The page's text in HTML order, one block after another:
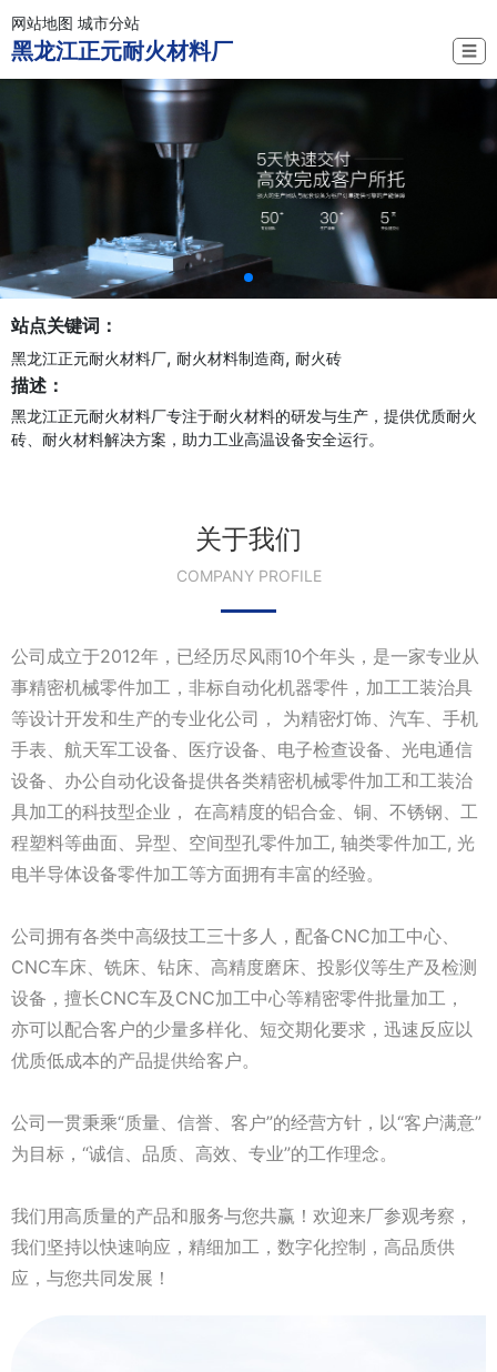
网站地图 城市分站
黑龙江正元耐火材料厂 ☰
站点关键词：
黑龙江正元耐火材料厂, 耐火材料制造商, 耐火砖
描述：
黑龙江正元耐火材料厂专注于耐火材料的研发与生产，提供优质耐火
砖、耐火材料解决方案，助力工业高温设备安全运行。
关于我们
COMPANY PROFILE
公司成立于2012年，已经历尽风雨10个年头，是一家专业从
事精密机械零件加工，非标自动化机器零件，加工工装治具
等设计开发和生产的专业化公司， 为精密灯饰、汽车、手机
手表、航天军工设备、医疗设备、电子检查设备、光电通信
设备、办公自动化设备提供各类精密机械零件加工和工装治
具加工的科技型企业， 在高精度的铝合金、铜、不锈钢、工
程塑料等曲面、异型、空间型孔零件加工, 轴类零件加工, 光
电半导体设备零件加工等方面拥有丰富的经验。
公司拥有各类中高级技工三十多人，配备CNC加工中心、
CNC车床、铣床、钻床、高精度磨床、投影仪等生产及检测
设备，擅长CNC车及CNC加工中心等精密零件批量加工，
亦可以配合客户的少量多样化、短交期化要求，迅速反应以
优质低成本的产品提供给客户。
公司一贯秉乘“质量、信誉、客户”的经营方针，以“客户满意”
为目标，“诚信、品质、高效、专业”的工作理念。
我们用高质量的产品和服务与您共赢！欢迎来厂参观考察，
我们坚持以快速响应，精细加工，数字化控制，高品质供
应，与您共同发展！